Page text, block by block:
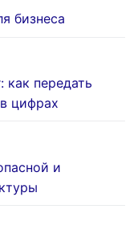
бизнеса
как передать
цифрах
и